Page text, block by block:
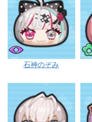
石神のぞみ